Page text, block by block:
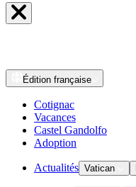
Édition française
Cotignac
Vacances
Castel Gandolfo
Adoption
Actualités Vatican